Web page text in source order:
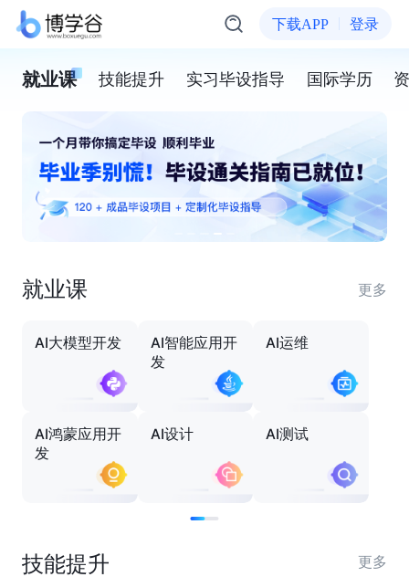
下载APP 登录
就业课 技能提升 实习毕设指导 国际学历
就业课 更多
AI大模型开发
AI智能应用开
发
AI运维
AI鸿蒙应用开
发
AI设计 AI测试
技能提升 更多